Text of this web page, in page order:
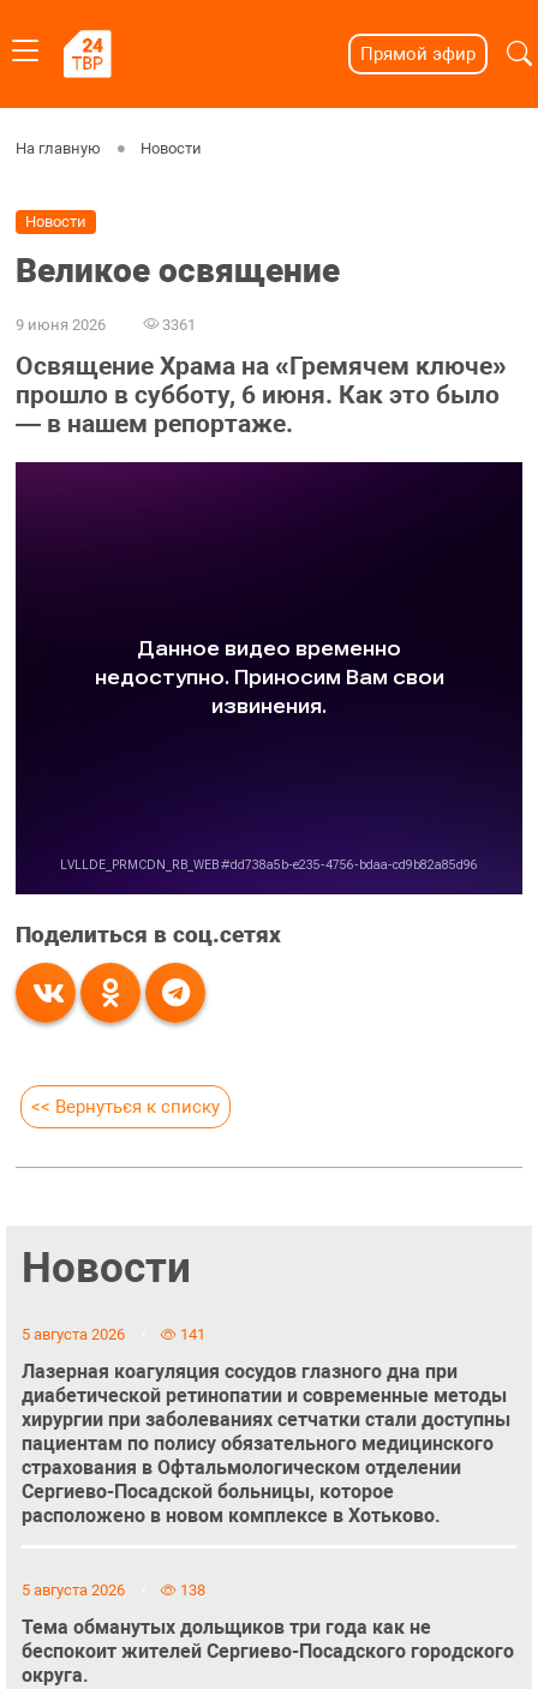
Прямой эфир
На главную Новости
Новости
Великое освящение
9 июня 2026 3361
Освящение Храма на «Гремячем ключе»
прошло в субботу, 6 июня. Как это было
— в нашем репортаже.
Поделиться в соц.сетях
<< Вернуться к списку
Новости
5 августа 2026 141
Лазерная коагуляция сосудов глазного дна при
диабетической ретинопатии и современные методы
хирургии при заболеваниях сетчатки стали доступны
пациентам по полису обязательного медицинского
страхования в Офтальмологическом отделении
Сергиево-Посадской больницы, которое
расположено в новом комплексе в Хотьково.
5 августа 2026 138
Тема обманутых дольщиков три года как не
беспокоит жителей Сергиево-Посадского городского
округа.